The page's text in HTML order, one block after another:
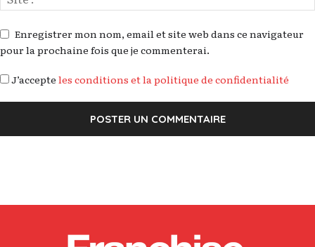
Enregistrer mon nom, email et site web dans ce navigateur
pour la prochaine fois que je commenterai.
J’accepte les conditions et la politique de confidentialité